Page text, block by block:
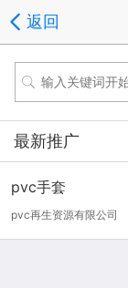
返回
最新推广
pvc手套
pvc再生资源有限公司